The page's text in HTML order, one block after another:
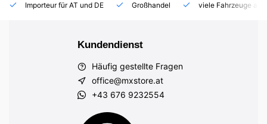
Importeur für AT und DE Großhandel viele Fahrzeuge auf
Kundendienst
Häufig gestellte Fragen
office@mxstore.at
+43 676 9232554